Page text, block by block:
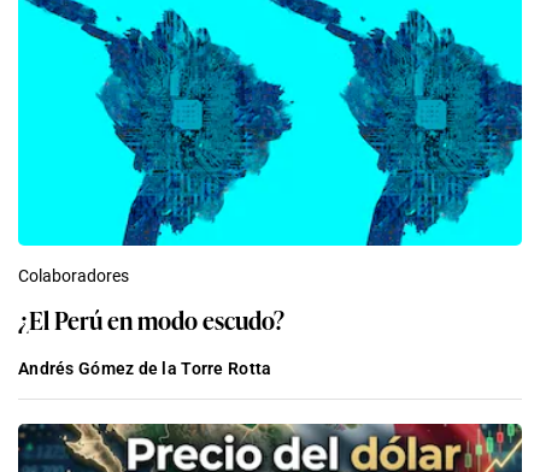
Colaboradores
¿El Perú en modo escudo?
Andrés Gómez de la Torre Rotta